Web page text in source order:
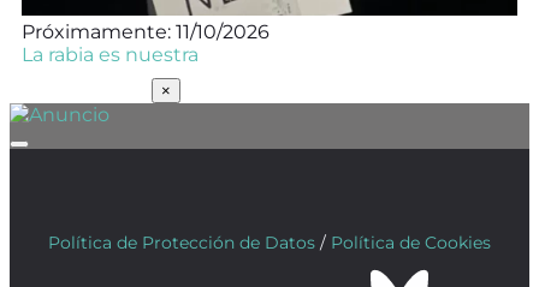
Próximamente: 11/10/2026
La rabia es nuestra
×
Política de Protección de Datos / Política de Cookies